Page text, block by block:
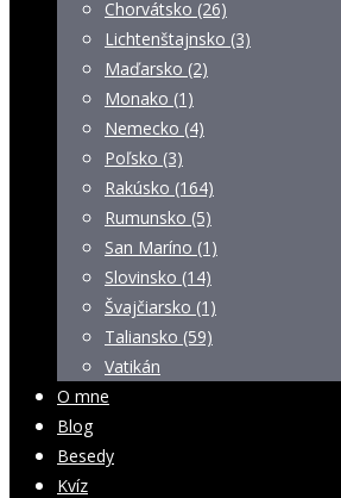
Chorvátsko (26)
Lichtenštajnsko (3)
Maďarsko (2)
Monako (1)
Nemecko (4)
Poľsko (3)
Rakúsko (164)
Rumunsko (5)
San Maríno (1)
Slovinsko (14)
Švajčiarsko (1)
Taliansko (59)
Vatikán
O mne
Blog
Besedy
Kvíz